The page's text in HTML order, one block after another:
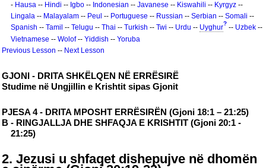
- Hausa -- Hindi -- Igbo -- Indonesian -- Javanese -- Kiswahili -- Kyrgyz --
Lingala -- Malayalam -- Peul -- Portuguese -- Russian -- Serbian -- Somali --
Spanish -- Tamil -- Telugu -- Thai -- Turkish -- Twi -- Urdu -- Uyghur? -- Uzbek --
Vietnamese -- Wolof-- Yiddish -- Yoruba
Previous Lesson -- Next Lesson
GJONI - DRITA SHKËLQEN NË ERRËSIRË
Studime në Ungjillin e Krishtit sipas Gjonit
PJESA 4 - DRITA MPOSHT ERRËSIRËN (Gjoni 18:1 – 21:25)
B - RINGJALLJA DHE SHFAQJA E KRISHTIT (Gjoni 20:1 -
21:25)
2. Jezusi u shfaqet dishepujve në dhomën